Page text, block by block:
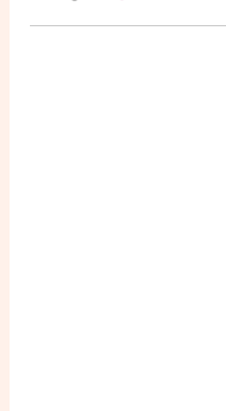
Shopping Spi